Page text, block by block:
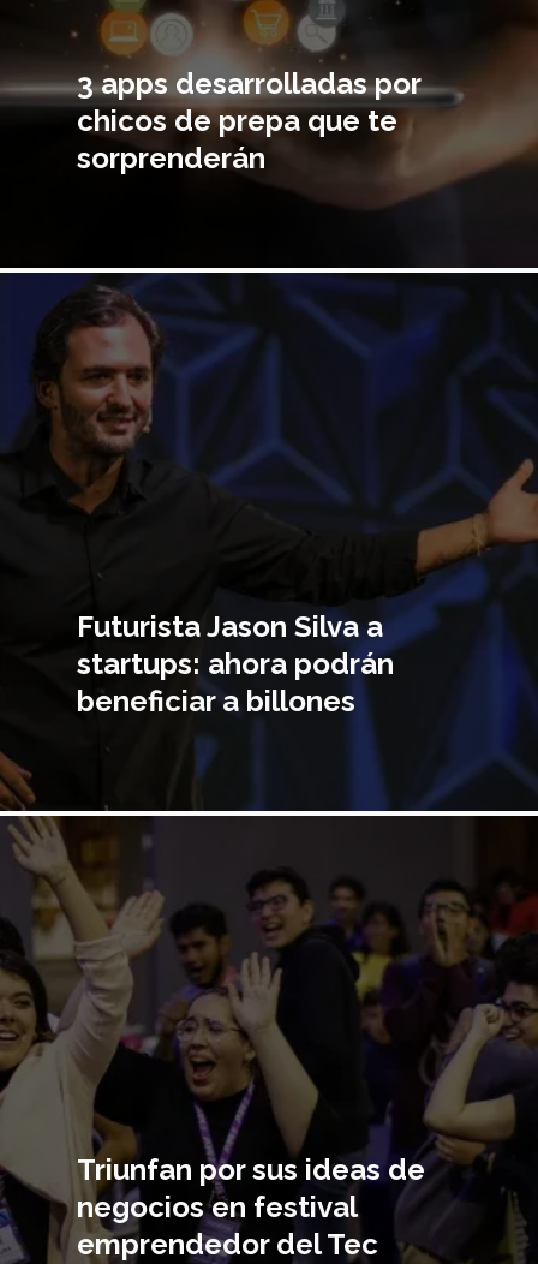
3 apps desarrolladas por
chicos de prepa que te
sorprenderán
principal
Futurista Jason Silva a
startups: ahora podrán
beneficiar a billones
Imagen
principal
Triunfan por sus ideas de
negocios en festival
emprendedor del Tec